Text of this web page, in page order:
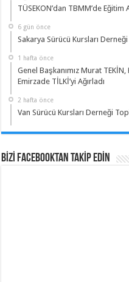
TÜSEKON’dan TBMM’de
6 gün önce
Sakarya Sürücü Kursları
1 hafta önce
Genel Başkanımız Murat
Emirzade TİLKİ’yi Ağırladı
2 hafta önce
Van Sürücü Kursları Derneği
BİZİ Facebooktan TAKİP EDİN